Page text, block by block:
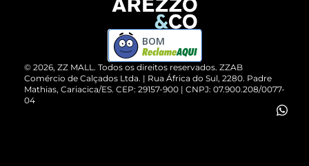
ZZ MALL é confiável
Cartão Presente
Vendas Corporativas
Devolução do Produto
Compre pelo WhatsApp
© 2026, ZZ MALL. Todos os direitos reservados. ZZAB
Comércio de Calçados Ltda. | Rua África do Sul, 2280. Padre
Mathias, Cariacica/ES. CEP: 29157-900 | CNPJ: 07.900.208/0077-
04
BOM